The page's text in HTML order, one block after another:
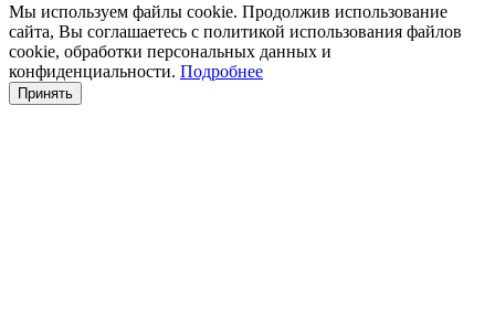
Мы используем файлы cookie. Продолжив использование
сайта, Вы соглашаетесь с политикой использования файлов
cookie, обработки персональных данных и
конфиденциальности. Подробнее
Принять